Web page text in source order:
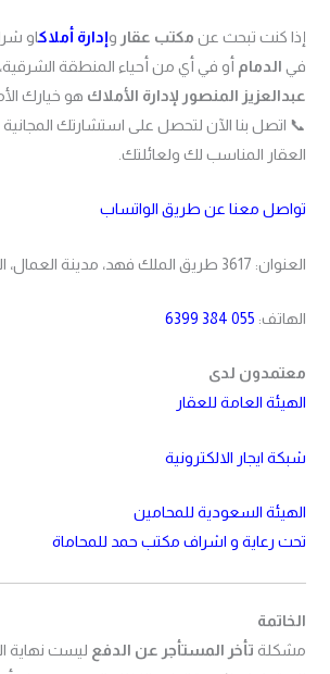
إذا كنت تبحث عن مكتب عقار وإدارة أملاكاو
في الدمام أو في أي من أحياء المنطقة
عبدالعزيز المنصور لإدارة الأملاك هو خيارك
📞 اتصل بنا الآن لتحصل على استشارتك
العقار المناسب لك ولعائلتك.
تواصل معنا عن طريق الواتساب
العنوان: 3617 طريق الملك فهد، مدينة العمال، الدمام 32253
الهاتف: 055 384 6399
معتمدون لدى
الهيئة العامة للعقار
شبكة ايجار الالكترونية
الهيئة السعودية للمحامين
تحت رعاية و اشراف مكتب حمد للمحاماة
الخاتمة
مشكلة تأخر المستأجر عن الدفع ليست نهاية